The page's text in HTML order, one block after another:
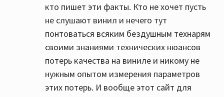
кто пишет эти факты. Кто не хочет пусть
не слушают винил и нечего тут
понтоваться всяким бездушным технарям
своими знаниями технических нюансов
потерь качества на виниле и никому не
нужным опытом измерения параметров
этих потерь. И вообще этот сайт для